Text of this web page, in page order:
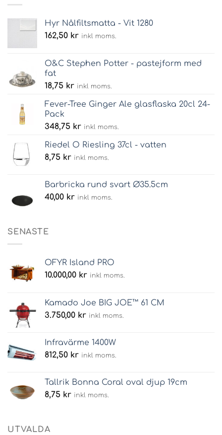
Hyr Nålfiltsmatta - Vit 1280
162,50 kr inkl moms.
O&C Stephen Potter - pastejform med
fat
18,75 kr inkl moms.
Fever-Tree Ginger Ale glasflaska 20cl 24-
Pack
348,75 kr inkl moms.
Riedel O Riesling 37cl - vatten
8,75 kr inkl moms.
Barbricka rund svart Ø35.5cm
40,00 kr inkl moms.
SENASTE
OFYR Island PRO
10.000,00 kr inkl moms.
Kamado Joe BIG JOE™ 61 CM
3.750,00 kr inkl moms.
Infravärme 1400W
812,50 kr inkl moms.
Tallrik Bonna Coral oval djup 19cm
8,75 kr inkl moms.
UTVALDA